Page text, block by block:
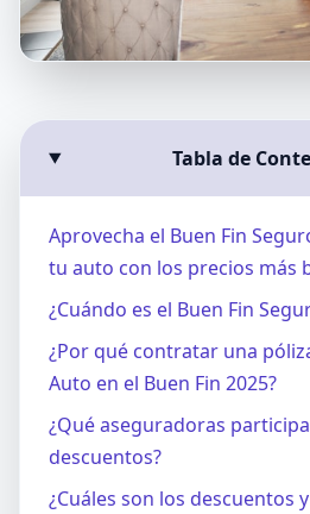
Tabla de
Aprovecha el Buen Fin
tu auto con los precios más
¿Cuándo es el Buen Fin
¿Por qué contratar una
Auto en el Buen Fin 2025?
¿Qué aseguradoras
descuentos?
¿Cuáles son los descuentos